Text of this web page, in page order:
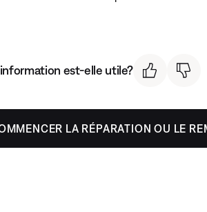
est-elle utile?
LA RÉPARATION OU LE